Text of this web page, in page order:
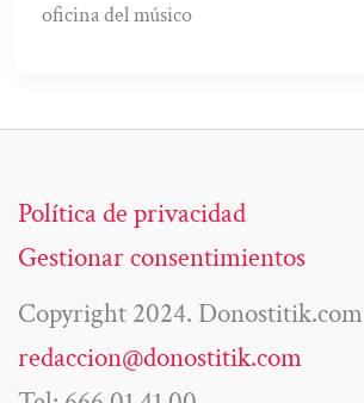
oficina del músico
Política de privacidad
Gestionar consentimientos
Copyright 2024. Donostitik.com
redaccion@donostitik.com